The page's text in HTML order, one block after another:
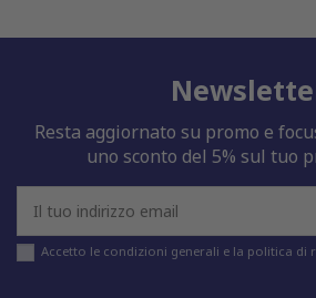
Resta aggiornato su promo e
uno sconto del 5% sul tuo
Accetto le condizioni generali e la politica di